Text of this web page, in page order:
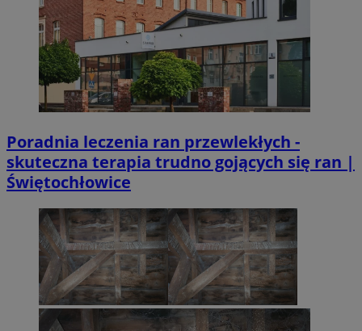
Poradnia leczenia ran przewlekłych -
skuteczna terapia trudno gojących się ran |
Świętochłowice